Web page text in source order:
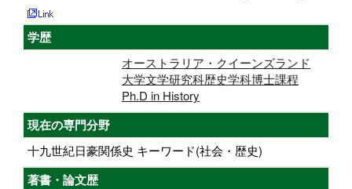
学歴
オーストラリア・クイーンズランド
大学文学研究科歴史学科博士課程
Ph.D in History
現在の専門分野
十九世紀日豪関係史 キーワード(社会・歴史)
著書・論文歴